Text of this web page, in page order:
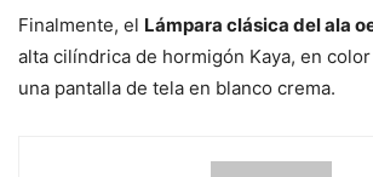
Finalmente, el Lámpara clásica del ala
alta cilíndrica de hormigón Kaya, en
una pantalla de tela en blanco crema.